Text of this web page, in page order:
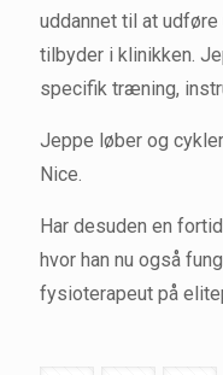
uddannet til at
tilbyder i klinikken.
specifik træning,
Jeppe løber og
Nice.
Har desuden en
hvor han nu også
fysioterapeut på